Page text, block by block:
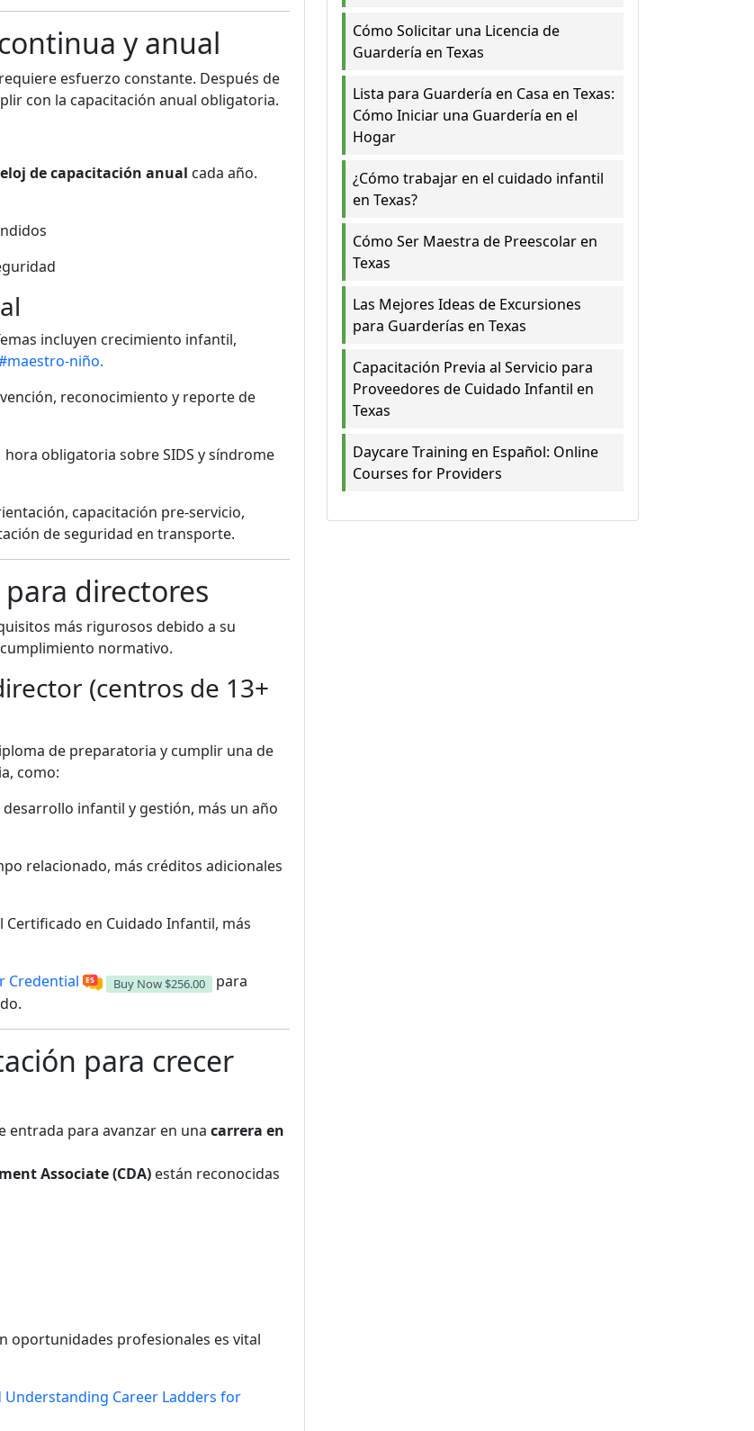
y anual
requiere esfuerzo constante. Después de
con la capacitación anual obligatoria.
de capacitación anual cada año.
incluyen crecimiento infantil,
niño.
reconocimiento y reporte de
hora obligatoria sobre SIDS y síndrome
capacitación pre-servicio,
de seguridad en transporte.
directores
más rigurosos debido a su
normativo.
(centros de 13+
de preparatoria y cumplir una de
como:
infantil y gestión, más un año
relacionado, más créditos adicionales
Certificado en Cuidado Infantil, más
Credential Buy Now $256.00
para
para crecer
entrada para avanzar en una carrera en
Associate (CDA) están reconocidas
oportunidades profesionales es vital
Understanding Career Ladders for
Cómo Solicitar una Licencia de
Guardería en Texas
Lista para Guardería en Casa en Texas:
Cómo Iniciar una Guardería en el
Hogar
¿Cómo trabajar en el cuidado infantil
en Texas?
Cómo Ser Maestra de Preescolar en
Texas
Las Mejores Ideas de Excursiones
para Guarderías en Texas
Capacitación Previa al Servicio para
Proveedores de Cuidado Infantil en
Texas
Daycare Training en Español: Online
Courses for Providers